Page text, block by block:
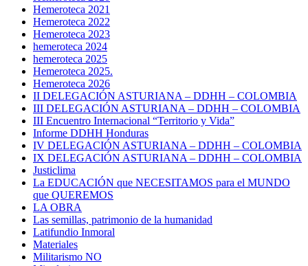
Hemeroteca 2021
Hemeroteca 2022
Hemeroteca 2023
hemeroteca 2024
hemeroteca 2025
Hemeroteca 2025.
Hemeroteca 2026
II DELEGACIÓN ASTURIANA – DDHH – COLOMBIA
III DELEGACIÓN ASTURIANA – DDHH – COLOMBIA
III Encuentro Internacional “Territorio y Vida”
Informe DDHH Honduras
IV DELEGACIÓN ASTURIANA – DDHH – COLOMBIA
IX DELEGACIÓN ASTURIANA – DDHH – COLOMBIA
Justiclima
La EDUCACIÓN que NECESITAMOS para el MUNDO
que QUEREMOS
LA OBRA
Las semillas, patrimonio de la humanidad
Latifundio Inmoral
Materiales
Militarismo NO